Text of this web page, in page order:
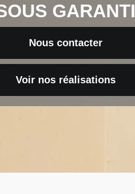
GARANTI
Nous contacter
Voir nos réalisations